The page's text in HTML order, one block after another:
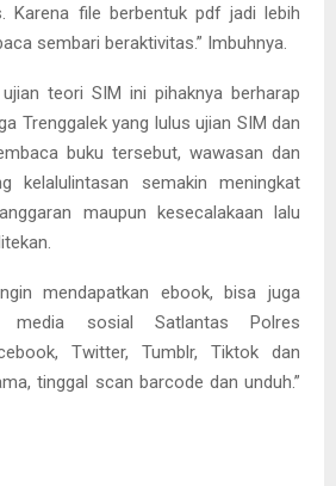
Karena file berbentuk pdf jadi lebih
sembari beraktivitas.” Imbuhnya.
teori SIM ini pihaknya berharap
Trenggalek yang lulus ujian SIM dan
buku tersebut, wawasan dan
kelalulintasan semakin meningkat
maupun kesecalakaan lalu
mendapatkan ebook, bisa juga
media sosial Satlantas Polres
Twitter, Tumblr, Tiktok dan
tinggal scan barcode dan unduh.”